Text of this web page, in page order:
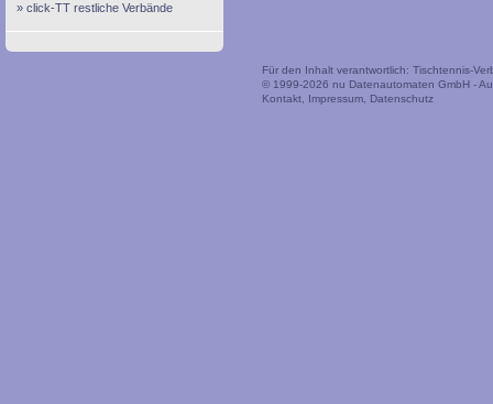
click-TT restliche Verbände
Für den Inhalt verantwortlich: Tischtennis-
© 1999-2026 nu Datenautomaten GmbH -
Kontakt
Impressum Datenschutz